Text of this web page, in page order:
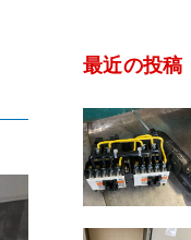
最近の投稿